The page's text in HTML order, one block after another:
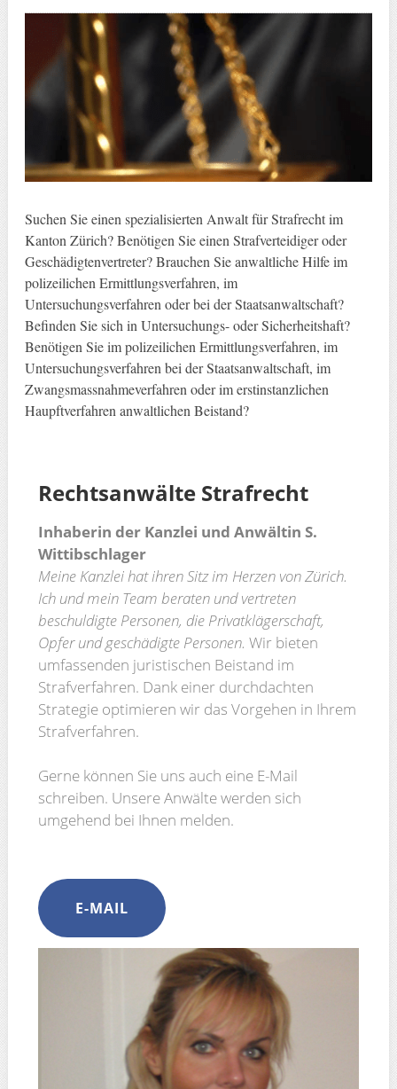
Suchen Sie einen spezialisierten Anwalt für Strafrecht im
Kanton Zürich? Benötigen Sie einen Strafverteidiger oder
Geschädigtenvertreter? Brauchen Sie anwaltliche Hilfe im
polizeilichen Ermittlungsverfahren, im
Untersuchungsverfahren oder bei der Staatsanwaltschaft?
Befinden Sie sich in Untersuchungs- oder Sicherheitshaft?
Benötigen Sie im polizeilichen Ermittlungsverfahren, im
Untersuchungsverfahren bei der Staatsanwaltschaft, im
Zwangsmassnahmeverfahren oder im erstinstanzlichen
Haupftverfahren anwaltlichen Beistand?
RechtsanwälteStrafrecht
Inhaberin der Kanzlei und Anwältin S.
Wittibschlager
Meine Kanzlei hat ihren Sitz im Herzen von Zürich.
Ich und mein Team beraten und vertreten
beschuldigte Personen, die Privatklägerschaft,
Opfer und geschädigte Personen. Wir bieten
umfassenden juristischen Beistand im
Strafverfahren. Dank einer durchdachten
Strategie optimieren wir das Vorgehen in Ihrem
Strafverfahren.
Gerne können Sie uns auch eine E-Mail
schreiben. Unsere Anwälte werden sich
umgehend bei Ihnen melden.
E-MAIL